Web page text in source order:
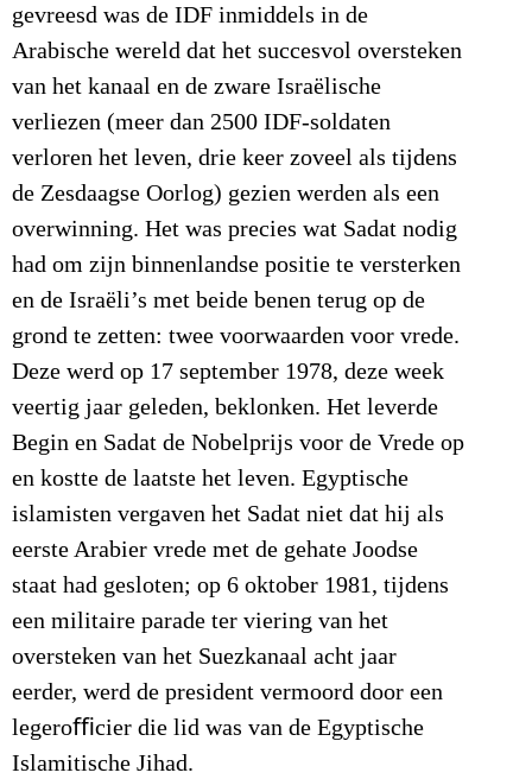
gevreesd was de IDF inmiddels in de
Arabische wereld dat het succesvol oversteken
van het kanaal en de zware Israëlische
verliezen (meer dan 2500 IDF-soldaten
verloren het leven, drie keer zoveel als tijdens
de Zesdaagse Oorlog) gezien werden als een
overwinning. Het was precies wat Sadat nodig
had om zijn binnenlandse positie te versterken
en de Israëli’s met beide benen terug op de
grond te zetten: twee voorwaarden voor vrede.
Deze werd op 17 september 1978, deze week
veertig jaar geleden, beklonken. Het leverde
Begin en Sadat de Nobelprijs voor de Vrede op
en kostte de laatste het leven. Egyptische
islamisten vergaven het Sadat niet dat hij als
eerste Arabier vrede met de gehate Joodse
staat had gesloten; op 6 oktober 1981, tijdens
een militaire parade ter viering van het
oversteken van het Suezkanaal acht jaar
eerder, werd de president vermoord door een
legeroﬃcier die lid was van de Egyptische
Islamitische Jihad.